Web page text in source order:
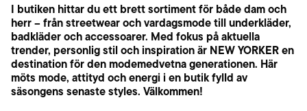
I butiken hittar du ett brett sortiment för både dam och
herr – från streetwear och vardagsmode till underkläder,
badkläder och accessoarer. Med fokus på aktuella
trender, personlig stil och inspiration är NEW YORKER en
destination för den modemedvetna generationen. Här
möts mode, attityd och energi i en butik fylld av
säsongens senaste styles. Välkommen!